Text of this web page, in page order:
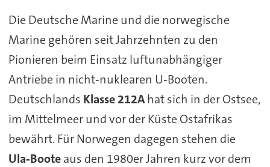
Die Deutsche Marine und die norwegische
Marine gehören seit Jahrzehnten zu den
Pionieren beim Einsatz luftunabhängiger
Antriebe in nicht‑nuklearen U‑Booten.
Deutschlands Klasse 212Ahat sich in der Ostsee,
im Mittelmeer und vor der Küste Ostafrikas
bewährt. Für Norwegen dagegen stehen die
Ula‑Booteaus den 1980er Jahren kurz vor dem